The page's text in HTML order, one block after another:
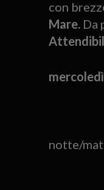
con
Mare.Da
notte/